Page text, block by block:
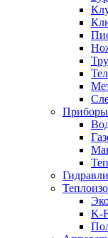
Приборы
K-